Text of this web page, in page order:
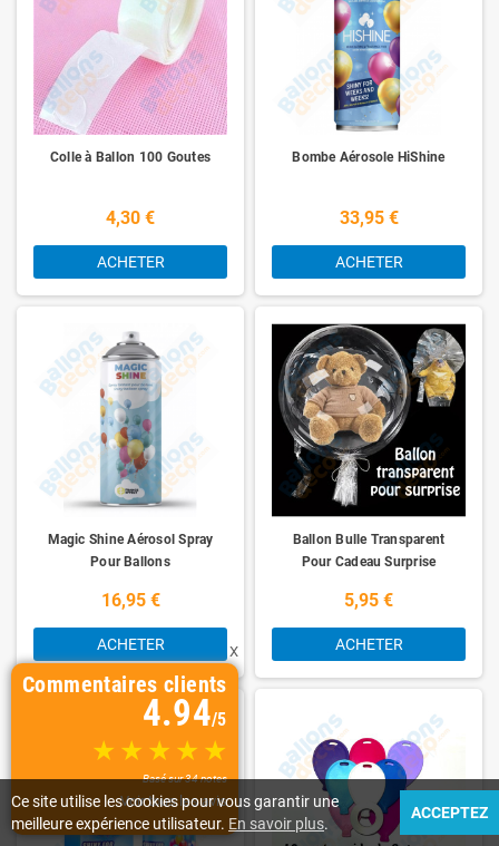
Colle à Ballon 100 Goutes
4,30 €
ACHETER
Bombe Aérosole HiShine
33,95 €
ACHETER
Magic Shine Aérosol Spray
Pour Ballons
16,95 €
ACHETER
Ballon Bulle Transparent
Pour Cadeau Surprise
5,95 €
ACHETER
X
Commentaires clients
4.94/5
Basé sur 34 notes
Voir tous les avis
Ce site utilise les cookies pour vous garantir une
meilleure expérience utilisateur. En savoir plus.
ACCEPTEZ